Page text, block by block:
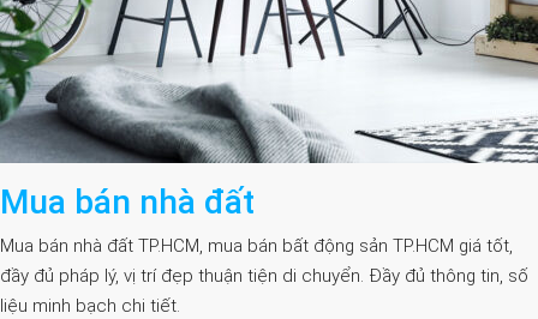
Mua bán nhà đất
Mua bán nhà đất TP.HCM, mua bán bất động sản TP.HCM giá tốt,
đầy đủ pháp lý, vị trí đẹp thuận tiện di chuyển. Đầy đủ thông tin, số
liệu minh bạch chi tiết.